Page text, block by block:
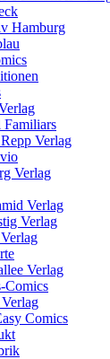
Hamburg
Familiars
Verlag
Verlag
Verlag
Verlag
Verlag
Comics
Comics